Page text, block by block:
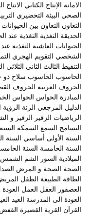
الامانة الإنتاج الكتابي الانتاج
الصحي البيئة التحضيري
التعاون التعاون بين الحيوانات
الحديقة التغذية التغذية عند
الحيوانات العاشبة التغذية
الشخصي التقويم الهجري
التنقيط الثالث الثاني الثلاثي
الحاسوب الحاسوب سلاح ذو
الحروف العربية الحروف
المبادرة الحواس الحواس
الدليل المرجعي الرئة الرؤية
الرياضيات الزفير الزفير و
التسامح السمع السمكة
السنة الأولى أساسي السنة
السنة الخامسة السنة
الميلادية السور الشم الشمس
الصحة الصحة و المرض
الطاقة الطبيعة الطفل
العصفور العقل العمل
العودة الى المدرسة العيد
القرآن القرية القصيرة